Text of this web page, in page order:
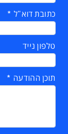
כתובת דוא"ל
טלפון נייד
תוכן ההודעה